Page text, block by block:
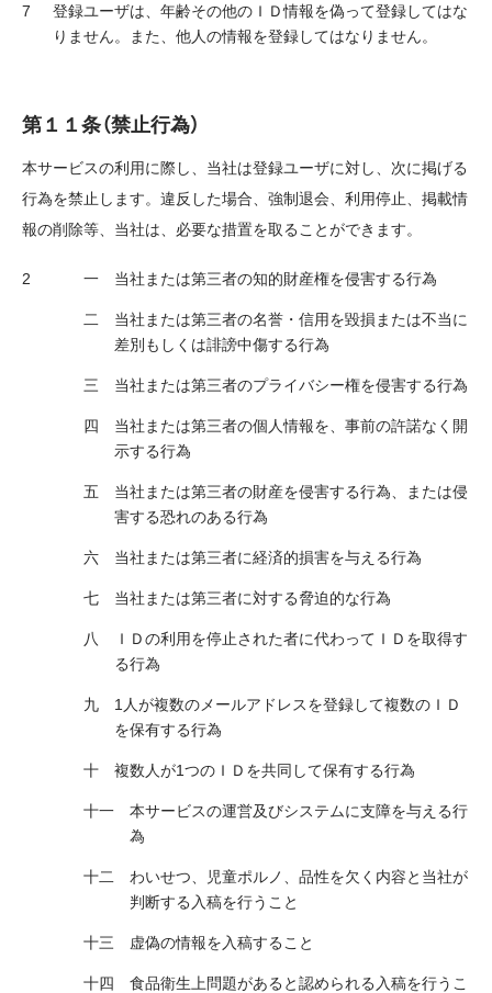
登録ユーザは、年齢その他のＩＤ情報を偽って登録してはな
りません。また、他人の情報を登録してはなりません。
第１１条（禁止行為）
本サービスの利用に際し、当社は登録ユーザに対し、次に掲げる
行為を禁止します。違反した場合、強制退会、利用停止、掲載情
報の削除等、当社は、必要な措置を取ることができます。
当社または第三者の知的財産権を侵害する行為
当社または第三者の名誉・信用を毀損または不当に
差別もしくは誹謗中傷する行為
当社または第三者のプライバシー権を侵害する行為
当社または第三者の個人情報を、事前の許諾なく開
示する行為
当社または第三者の財産を侵害する行為、または侵
害する恐れのある行為
当社または第三者に経済的損害を与える行為
当社または第三者に対する脅迫的な行為
ＩＤの利用を停止された者に代わってＩＤを取得す
る行為
1人が複数のメールアドレスを登録して複数のＩＤ
を保有する行為
複数人が1つのＩＤを共同して保有する行為
本サービスの運営及びシステムに支障を与える行
為
わいせつ、児童ポルノ、品性を欠く内容と当社が
判断する入稿を行うこと
虚偽の情報を入稿すること
食品衛生上問題があると認められる入稿を行うこ